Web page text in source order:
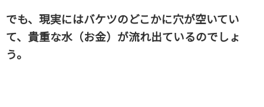
でも、現実にはバケツのどこかに穴が空いてい
て、貴重な水（お金）が流れ出ているのでしょ
う。